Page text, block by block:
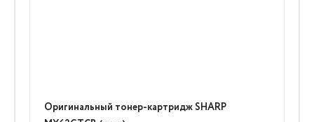
Оригинальный тонер-картридж SHARP